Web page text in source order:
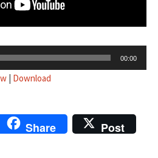
00:00
| Download
Share Post